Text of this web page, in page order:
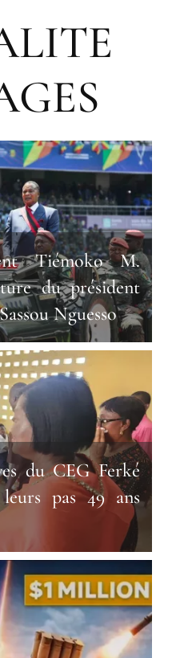
Tiémoko M.
du président
Nguesso
du CEG Ferké
pas 49 ans